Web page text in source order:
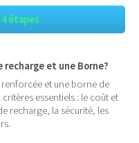
4 étapes
et une Borne?
et une borne de
essentiels : le coût et
recharge, la sécurité, les